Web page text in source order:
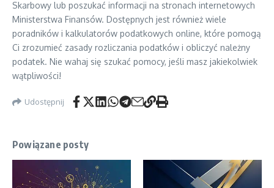
Skarbowy lub poszukać informacji na stronach internetowych
Ministerstwa Finansów. Dostępnych jest również wiele
poradników i kalkulatorów podatkowych online, które pomogą
Ci zrozumieć zasady rozliczania podatków i obliczyć należny
podatek. Nie wahaj się szukać pomocy, jeśli masz jakiekolwiek
wątpliwości!
Udostępnij
Powiązane posty